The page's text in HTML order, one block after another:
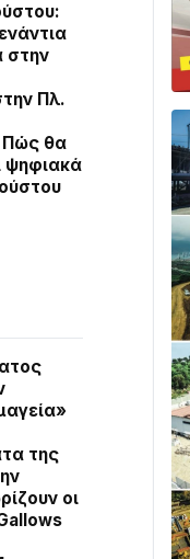
στην
Πλ.
Πώς θα
ψηφιακά
της
οι